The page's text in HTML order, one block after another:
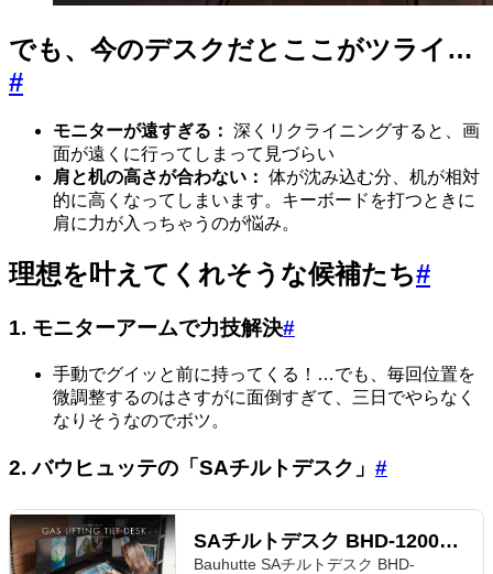
でも、今のデスクだとここがツライ…
#
モニターが遠すぎる： 深くリクライニングすると、画
面が遠くに行ってしまって見づらい
肩と机の高さが合わない： 体が沈み込む分、机が相対
的に高くなってしまいます。キーボードを打つときに
肩に力が入っちゃうのが悩み。
理想を叶えてくれそうな候補たち#
1. モニターアームで力技解決#
手動でグイッと前に持ってくる！…でも、毎回位置を
微調整するのはさすがに面倒すぎて、三日でやらなく
なりそうなのでボツ。
2. バウヒュッテの「SAチルトデスク」 #
SAチルトデスク BHD-1200SAC
Bauhutte SAチルトデスク BHD-